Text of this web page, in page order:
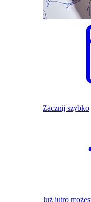
Zacznij szybko
Już jutro